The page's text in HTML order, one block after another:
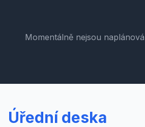
Momentálně nejsou
Úřední deska